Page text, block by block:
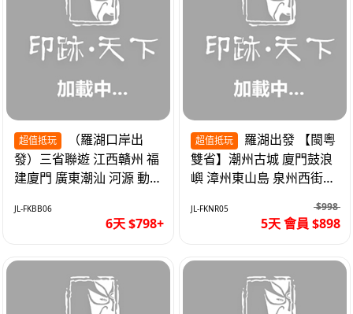
超值抵玩
發）三省聯遊 江西贛州 福
建廈門 廣東潮汕 河源 動車
JL-FKBB06
6天 $798+
超值抵玩
雙省】潮州古城 廈門鼓浪
嶼 漳州東山島 泉州西街
超值抵玩5天
JL-FKNR05 $998
5天 會員 $898